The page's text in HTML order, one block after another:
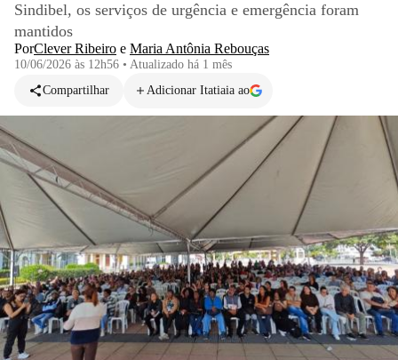
Sindibel, os serviços de urgência e emergência foram
mantidos
PorClever Ribeiro e Maria Antônia Rebouças
10/06/2026 às 12h56 • Atualizado há 1 mês
Compartilhar
Adicionar Itatiaia ao